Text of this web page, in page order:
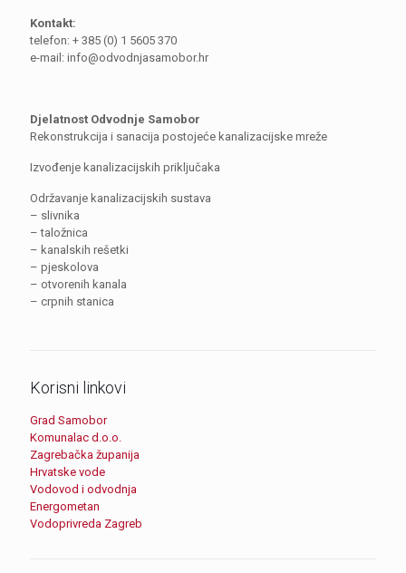
Kontakt:
telefon: + 385 (0) 1 5605 370
e-mail: info@odvodnjasamobor.hr
Djelatnost Odvodnje Samobor
Rekonstrukcija i sanacija postojeće kanalizacijske mreže
Izvođenje kanalizacijskih priključaka
Održavanje kanalizacijskih sustava
– slivnika
– taložnica
– kanalskih rešetki
– pjeskolova
– otvorenih kanala
– crpnih stanica
Korisni linkovi
Grad Samobor
Komunalac d.o.o.
Zagrebačka županija
Hrvatske vode
Vodovod i odvodnja
Energometan
Vodoprivreda Zagreb